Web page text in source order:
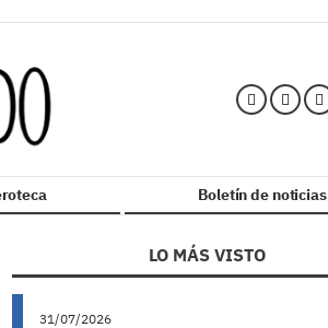
Boletín de noticias
LO MÁS VISTO
31/07/2026